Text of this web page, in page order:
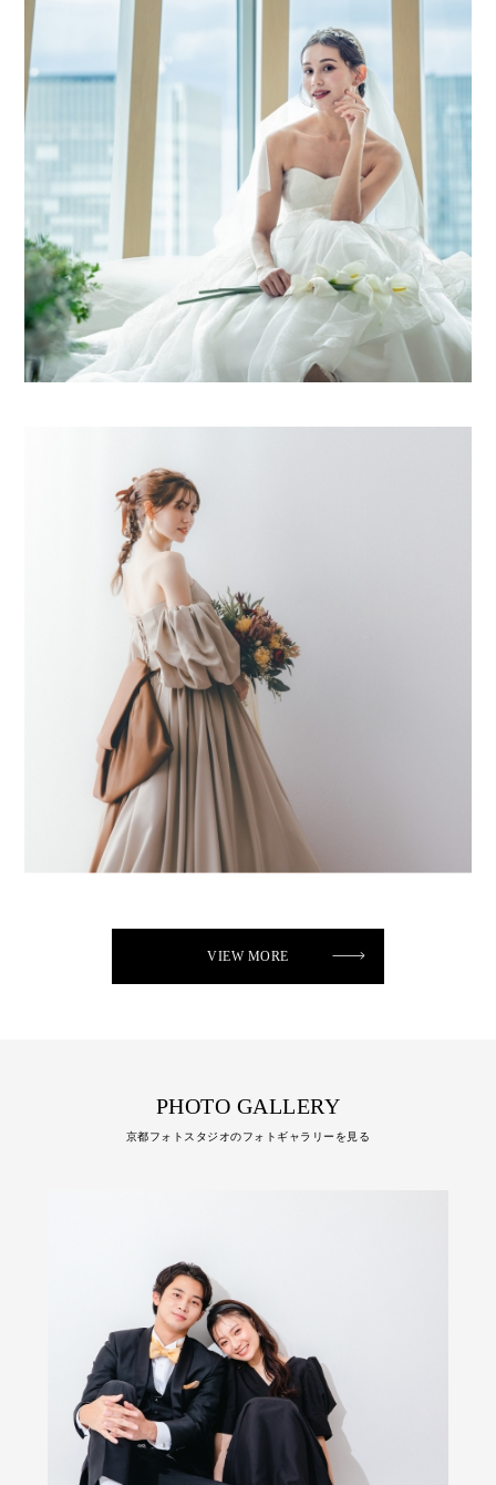
VIEW MORE
PHOTO GALLERY
京都フォトスタジオのフォトギャラリーを見る